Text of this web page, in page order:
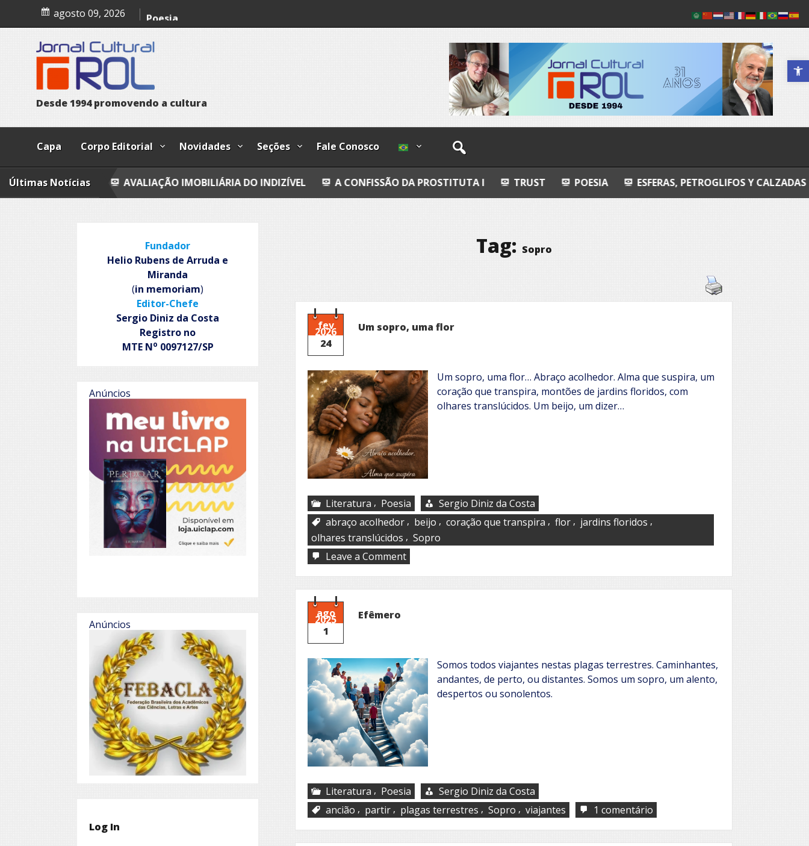
Abrir a
content
agosto 09, 2026
Trust
Poesia
Esferas, petroglifos y calzadas
Desde1994 promovendo a cultura
Capa Corpo Editorial Novidades Seções Fale Conosco
Últimas NotíciasAVALIAÇÃO IMOBILIÁRIA DO INDIZÍVEL A CONFISSÃO DA PROSTITUTA I TRUST POESIA ESFERAS, PETROGLIFOS Y CALZADAS
Tag: Sopro
fev
2026
24
Um sopro, uma flor
Um sopro, uma flor… Abraço acolhedor. Alma que suspira, um
coração que transpira, montões de jardins floridos, com
olhares translúcidos. Um beijo, um dizer…
Literatura , Poesia
Sergio Diniz da Costa
abraço acolhedor , beijo , coração que transpira , flor , jardins floridos ,
olhares translúcidos , Sopro
Leave a Commenton
Um
sopro,
uma
ago
2025
1
Efêmero
Somos todos viajantes nestas plagas terrestres. Caminhantes,
andantes, de perto, ou distantes. Somos um sopro, um alento,
despertos ou sonolentos.
Literatura , Poesia
Sergio Diniz da Costa
ancião , partir , plagas terrestres , Sopro , viajantes 1 comentário
Efêmero
Fundador
Helio Rubens de Arruda e
Miranda
(in memoriam)
Editor-Chefe
Sergio Diniz da Costa
Registro no
MTE No 0097127/SP
Anúncios
Anúncios
Log In